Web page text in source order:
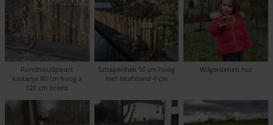
Rondhoudpoort
kastanje 80 cm hoog x
120 cm breed
Schapenhek 50 cm hoog
met latafstand 4 cm
Wilgentenen hut